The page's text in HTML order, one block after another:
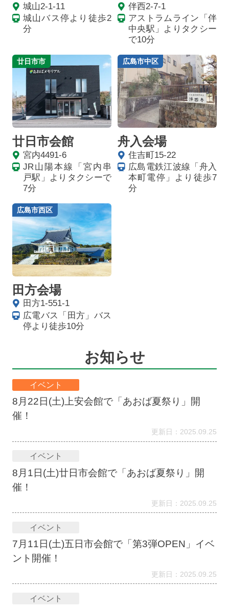
城山2-1-11
城山バス停より徒歩2
分
伴西2-7-1
アストラムライン「伴
中央駅」よりタクシー
で10分
廿日市市
廿日市会館
宮内4491-6
JR山陽本線「宮内串
戸駅」よりタクシーで
7分
広島市中区
舟入会場
住吉町15-22
広島電鉄江波線「舟入
本町電停」より徒歩7
分
広島市西区
田方会場
田方1-551-1
広電バス「田方」バス
停より徒歩10分
お知らせ
イベント
8月22日(土)上安会館で「あおば夏祭り」開
催！
更新日：2025.09.25
イベント
8月1日(土)廿日市会館で「あおば夏祭り」開
催！
更新日：2025.09.25
イベント
7月11日(土)五日市会館で「第3弾OPEN」イベ
ント開催！
更新日：2025.09.25
イベント